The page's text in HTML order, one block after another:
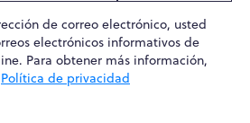
de correo electrónico, usted
electrónicos informativos de
Para obtener más información,
Política de privacidad